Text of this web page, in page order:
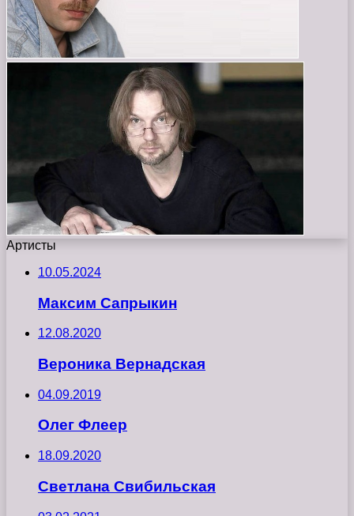
Артисты
10.05.2024
Максим Сапрыкин
12.08.2020
Вероника Вернадская
04.09.2019
Олег Флеер
18.09.2020
Светлана Свибильская